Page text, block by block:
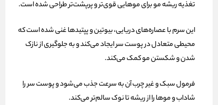
تغذیه ریشه مو برای موهایی قوی‌تر و پرپشت‌تر طراحی شده است.
این سرم با عصاره‌های دریایی، بیوتین و پپتیدها غنی شده است که
محیطی متعادل در پوست سر ایجاد می‌کند و به جلوگیری از نازک
شدن و شکستن مو کمک می‌کند.
فرمول سبک و غیر چرب آن به سرعت جذب می‌شود و پوست سر را
شاداب و موها را از ریشه تا نوک سالم‌تر می‌کند.